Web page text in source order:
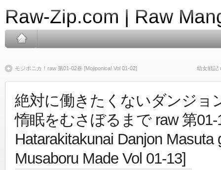
Raw-Zip.com | Raw
モジポニカ！raw 第01-02巻 [Mojiponica! Vol 01-02] 幼女戦記
絶対に働きたくないダンジョ
惰眠をむさぼるまで raw 第01-
Hatarakitakunai Danjon Masuta
Musaboru Made Vol 01-13]